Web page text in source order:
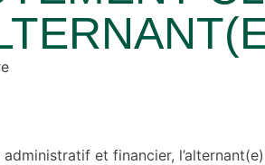
et financier,